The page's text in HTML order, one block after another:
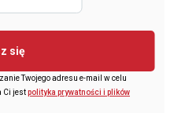
się
Twojego adresu e-mail w celu
Ci jestpolityka prywatności i plików